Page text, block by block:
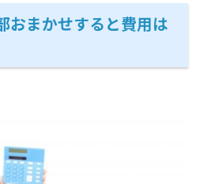
おまかせすると費用は